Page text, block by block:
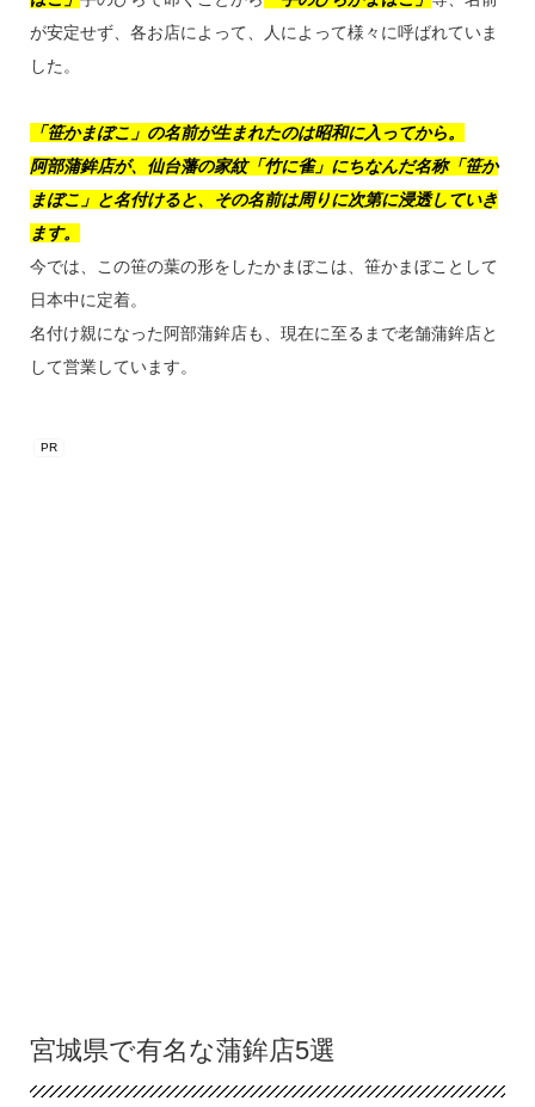
が安定せず、各お店によって、人によって様々に呼ばれていま
した。
「笹かまぼこ」の名前が生まれたのは昭和に入ってから。
阿部蒲鉾店が、仙台藩の家紋「竹に雀」にちなんだ名称「笹か
まぼこ」と名付けると、その名前は周りに次第に浸透していき
ます。
今では、この笹の葉の形をしたかまぼこは、笹かまぼことして
日本中に定着。
名付け親になった阿部蒲鉾店も、現在に至るまで老舗蒲鉾店と
して営業しています。
宮城県で有名な蒲鉾店5選